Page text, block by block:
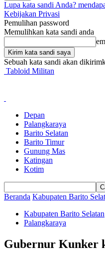
Lupa kata sandi Anda?
Kebijakan Privasi
Pemulihan password
Memulihkan kata sandi anda
Sebuah kata sandi akan
Tabloid Militan
Depan
Palangkaraya
Barito Selatan
Barito Timur
Gunung Mas
Katingan
Kotim
Beranda Kabupaten Barito
Kabupaten Barito Selatan
Palangkaraya
Gubernur Kunker